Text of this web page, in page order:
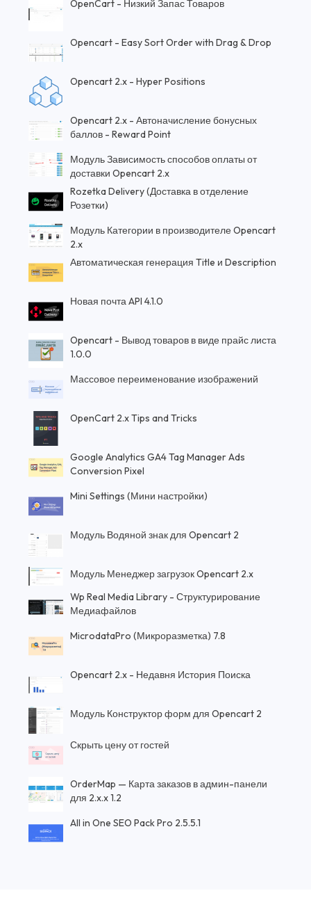
OpenCart - Низкий Запас Товаров
Opencart - Easy Sort Order with Drag & Drop
Opencart 2.x - Hyper Positions
Opencart 2.x - Автоначисление бонусных
баллов - Reward Point
Модуль Зависимость способов оплаты от
доставки Opencart 2.x
Rozetka Delivery (Доставка в отделение
Розетки)
Модуль Категории в производителе Opencart
2.x
Автоматическая генерация Title и Description
Новая почта API 4.1.0
Opencart - Вывод товаров в виде прайс листа
1.0.0
Массовое переименование изображений
OpenCart 2.x Tips and Tricks
Google Analytics GA4 Tag Manager Ads
Conversion Pixel
Mini Settings (Мини настройки)
Модуль Водяной знак для Opencart 2
Модуль Менеджер загрузок Opencart 2.x
Wp Real Media Library - Структурирование
Медиафайлов
MicrodataPro (Микроразметка) 7.8
Opencart 2.x - Недавня История Поиска
Модуль Конструктор форм для Opencart 2
Скрыть цену от гостей
OrderMap — Карта заказов в админ-панели
для 2.x.x 1.2
All in One SEO Pack Pro 2.5.5.1